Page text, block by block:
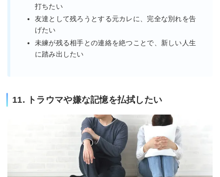
打ちたい
友達として残ろうとする元カレに、完全な別れを告
げたい
未練が残る相手との連絡を絶つことで、新しい人生
に踏み出したい
11. トラウマや嫌な記憶を払拭したい